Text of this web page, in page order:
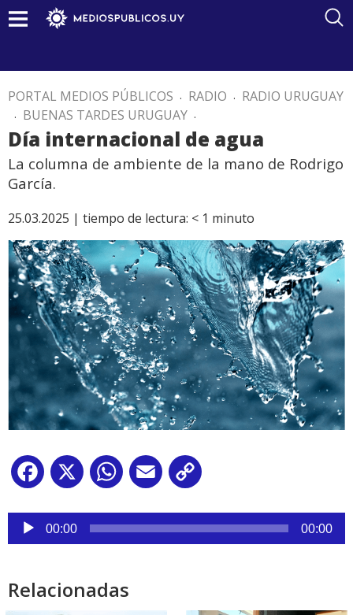
PORTAL MEDIOS PÚBLICOS . RADIO . RADIO URUGUAY
. BUENAS TARDES URUGUAY .
Día internacional de agua
La columna de ambiente de la mano de Rodrigo
García.
25.03.2025 | tiempo de lectura: < 1 minuto
Facebook
X WhatsApp
Email
Reproductor
audio
00:00 00:00
Relacionadas